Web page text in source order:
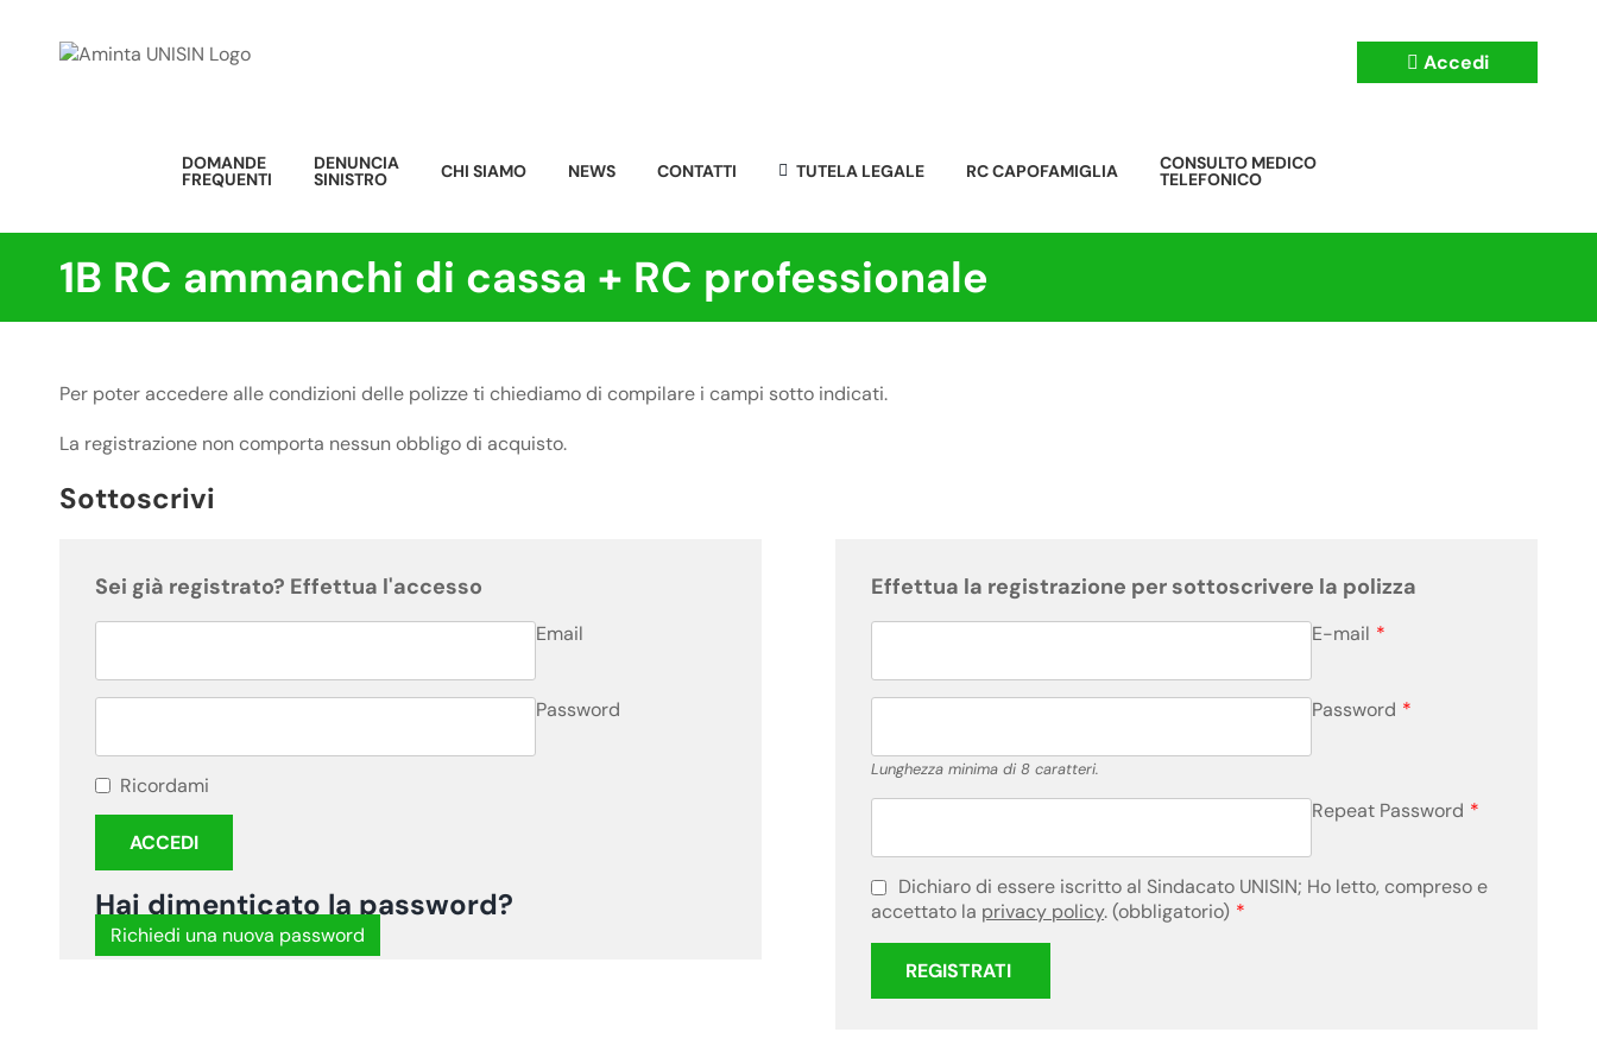
contenuto
DOMANDE
FREQUENTI
DENUNCIA
SINISTRO CHI SIAMO NEWS CONTATTI TUTELA LEGALE RC CAPOFAMIGLIA CONSULTO MEDICO
TELEFONICO
1B RC ammanchi di cassa + RC professionale
Per poter accedere alle condizioni delle polizze ti chiediamo di compilare i campi sotto indicati.
La registrazione non comporta nessun obbligo di acquisto.
Sottoscrivi
Sei già registrato? Effettua l'accesso
Email
Password
Ricordami
Hai dimenticato la password?
Richiedi una nuova password
Effettua la registrazione per sottoscrivere la polizza
E-mail *
Password *
Lunghezza minima di 8 caratteri.
Repeat Password *
Dichiaro di essere iscritto al Sindacato UNISIN; Ho letto, compreso e
accettato la privacy policy. (obbligatorio) *